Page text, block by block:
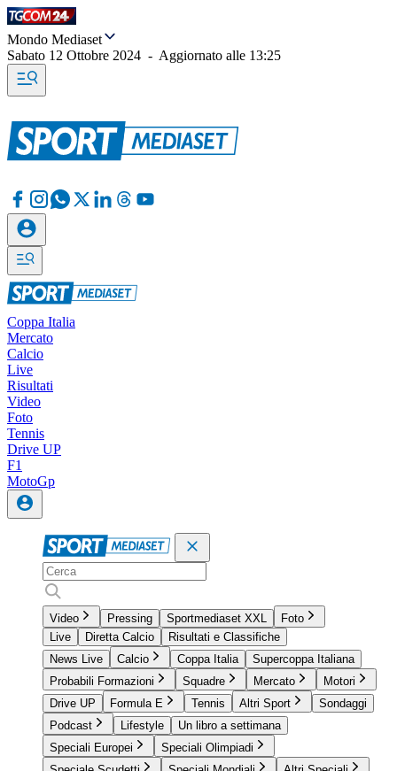
Mondo Mediaset
Sabato 12 Ottobre 2024 - Aggiornato alle 13:25
Coppa Italia
Mercato
Calcio
Live
Risultati
Video
Foto
Tennis
Drive UP
F1
MotoGp
Video Pressing Sportmediaset XXL
Foto
Live
Diretta Calcio
Risultati e Classifiche
News Live
Calcio Coppa Italia
Supercoppa Italiana
Probabili Formazioni
Squadre Mercato
Motori
Drive UP
Formula E Tennis Altri Sport
Sondaggi
Podcast
Lifestyle
Un libro a settimana
Speciali Europei
Speciali Olimpiadi